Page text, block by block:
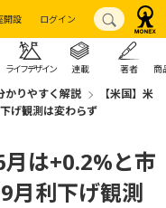
開設 ログイン
ライフデザイン 連載 著者 商
かりやすく解説
【米国】米
げ観測は変わらず
月は+0.2%と市
月利下げ観測